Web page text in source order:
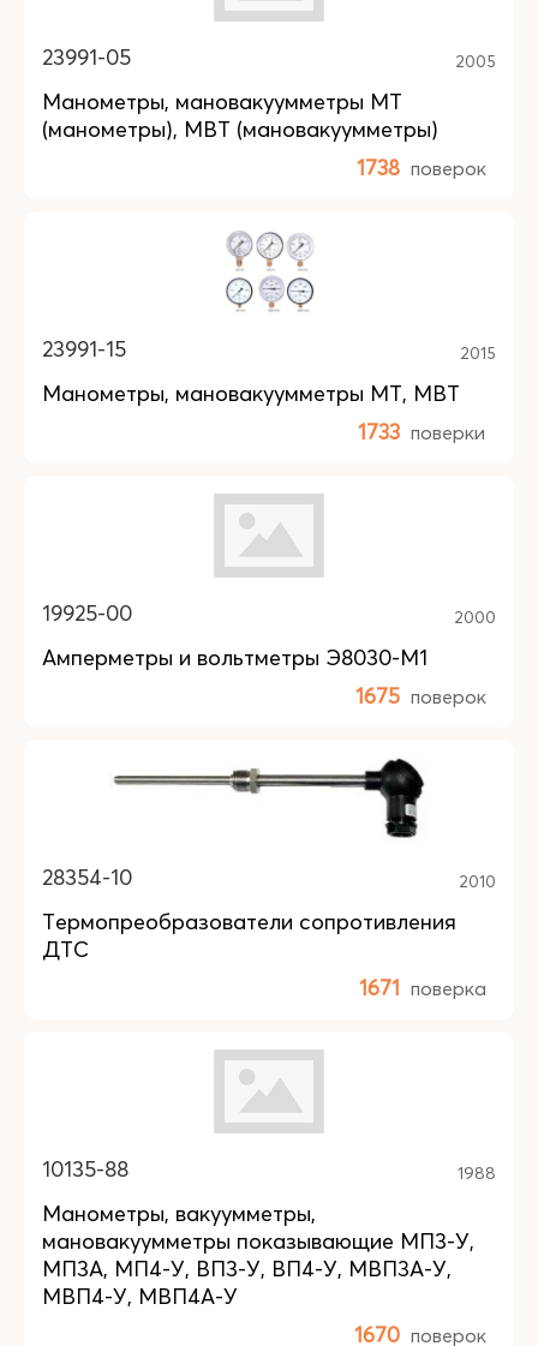
23991-05 2005
Манометры, мановакуумметры МТ
(манометры), МВТ (мановакуумметры)
1738 поверок
23991-15 2015
Манометры, мановакуумметры МТ, МВТ
1733 поверки
19925-00 2000
Амперметры и вольтметры Э8030-М1
1675 поверок
28354-10 2010
Термопреобразователи сопротивления
ДТС
1671 поверка
10135-88 1988
Манометры, вакуумметры,
мановакуумметры показывающие МП3-У,
МП3А, МП4-У, ВП3-У, ВП4-У, МВП3А-У,
МВП4-У, МВП4А-У
1670 поверок